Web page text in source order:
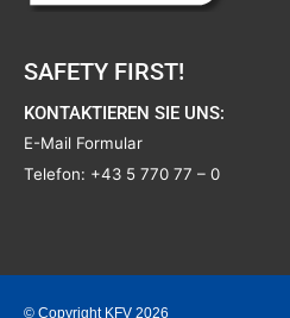
SAFETY FIRST!
KONTAKTIEREN SIE UNS:
E-Mail Formular
Telefon: +43 5 770 77 – 0
© Copyright KFV 2026